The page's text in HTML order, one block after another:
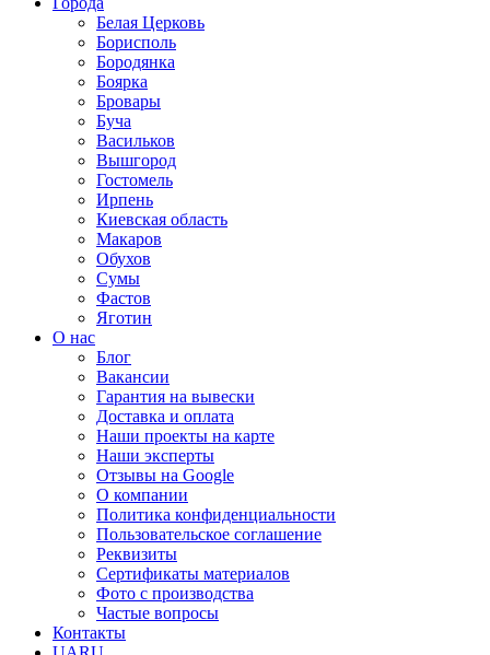
Белая Церковь
Борисполь
Бородянка
Боярка
Бровары
Буча
Васильков
Вышгород
Гостомель
Ирпень
Киевская область
Макаров
Обухов
Сумы
Фастов
Яготин
О нас
Блог
Вакансии
Гарантия на вывески
Доставка и оплата
Наши проекты на карте
Наши эксперты
Отзывы на Google
О компании
Политика конфиденциальности
Пользовательское соглашение
Реквизиты
Сертификаты материалов
Фото с производства
Частые вопросы
Контакты